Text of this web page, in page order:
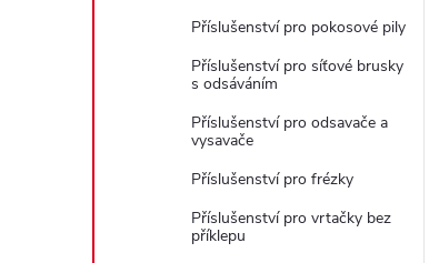
Příslušenství pro pokosové pily
Příslušenství pro síťové brusky
s odsáváním
Příslušenství pro odsavače a
vysavače
Příslušenství pro frézky
Příslušenství pro vrtačky bez
příklepu